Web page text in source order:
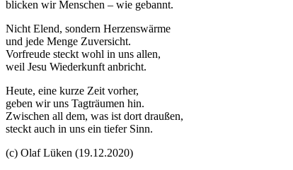
blicken wir Menschen – wie gebannt.
Nicht Elend, sondern Herzenswärme
und jede Menge Zuversicht.
Vorfreude steckt wohl in uns allen,
weil Jesu Wiederkunft anbricht.
Heute, eine kurze Zeit vorher,
geben wir uns Tagträumen hin.
Zwischen all dem, was ist dort draußen,
steckt auch in uns ein tiefer Sinn.
(c) Olaf Lüken (19.12.2020)